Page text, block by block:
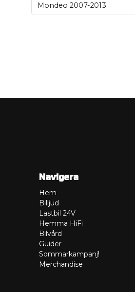
Mondeo 2007-2013
Navigera
Hem
Billjud
Lastbil 24V
Hemma HiFi
Bilvård
Guider
Sommarkampanj!
Merchandise